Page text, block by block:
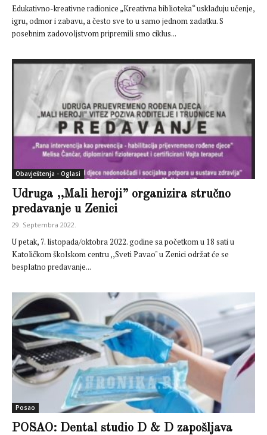
Edukativno-kreativne radionice „Kreativna biblioteka“ usklađuju učenje,
igru, odmor i zabavu, a često sve to u samo jednom zadatku. S
posebnim zadovoljstvom pripremili smo ciklus...
Obavještenja - Oglasi
Udruga ,,Mali heroji” organizira stručno
predavanje u Zenici
29. Septembra 2022.
U petak, 7. listopada/oktobra 2022. godine sa početkom u 18 sati u
Katoličkom školskom centru ,,Sveti Pavao" u Zenici održat će se
besplatno predavanje...
Posao
POSAO: Dental studio D & D zapošljava